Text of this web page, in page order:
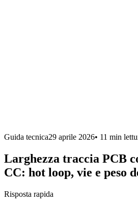
Guida tecnica29 aprile 2026• 11 min
Larghezza traccia PCB
CC: hot loop, vie e peso
Risposta rapida